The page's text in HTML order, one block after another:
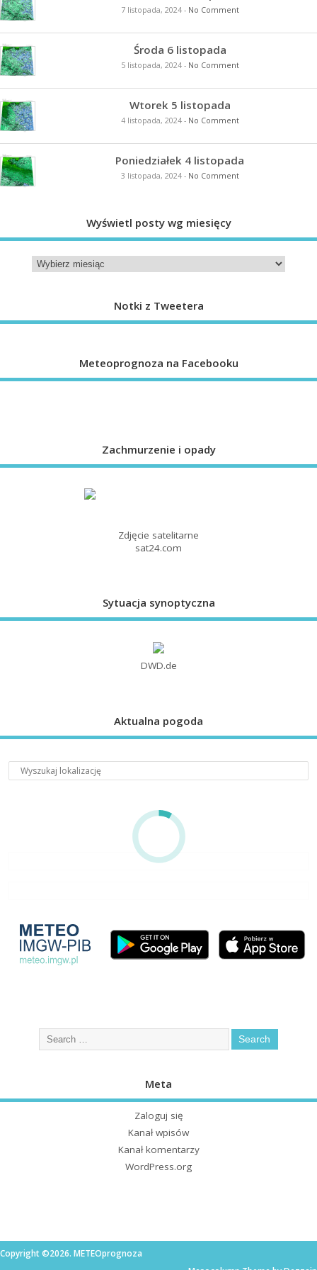
7 listopada, 2024- No Comment
Środa 6 listopada
5 listopada, 2024- No Comment
Wtorek 5 listopada
4 listopada, 2024- No Comment
Poniedziałek 4 listopada
3 listopada, 2024- No Comment
Wyświetl posty wg miesięcy
Notki z Tweetera
Meteoprognoza na Facebooku
Zachmurzenie i opady
Zdjęcie satelitarne
sat24.com
Sytuacja synoptyczna
DWD.de
Aktualna pogoda
Meta
Zaloguj się
Kanał wpisów
Kanał komentarzy
WordPress.org
Copyright ©2026. METEOprognoza